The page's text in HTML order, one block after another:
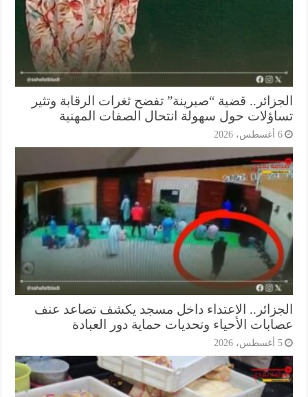
قضية “صبرينة” تفضح ثغرات الرقابة وتثير
حول سهولة انتحال الصفات المهنية
الاعتداء داخل مسجد يكشف تصاعد عنف
الأحياء وتحديات حماية دور العبادة